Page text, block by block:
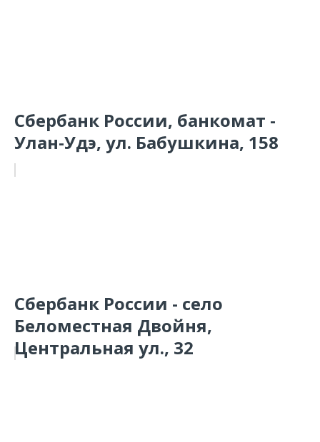
Сбербанк России, банкомат -
Улан-Удэ, ул. Бабушкина, 158
Сбербанк России - село
Беломестная Двойня,
Центральная ул., 32